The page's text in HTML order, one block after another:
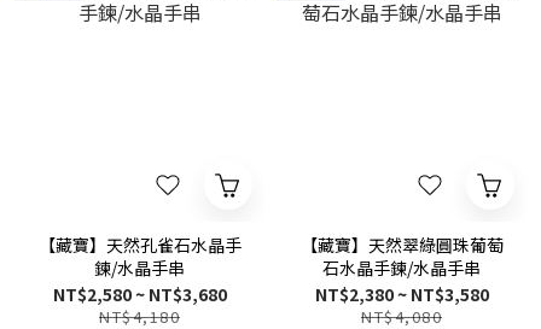
【藏寶】天然孔雀石水晶手
鍊/水晶手串
NT$2,580 ~ NT$3,680
NT$4,180
【藏寶】天然翠綠圓珠葡萄
石水晶手鍊/水晶手串
NT$2,380 ~ NT$3,580
NT$4,080